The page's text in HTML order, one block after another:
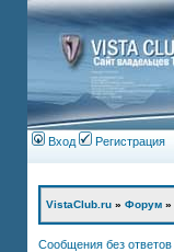
Вход Регистрация
VistaClub.ru » Форум »
Сообщения без ответов